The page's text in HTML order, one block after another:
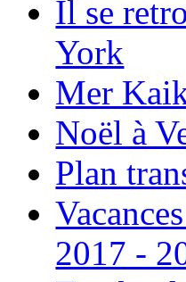
Il se
York
Mer
Noël à
Plan
2017 -